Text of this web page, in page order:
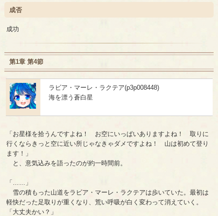
成否
成功
第1章 第4節
ラビア・マーレ・ラクテア(p3p008448)
海を漂う蒼白星
「お星様を拾うんですよね！ お空にいっぱいありますよね！ 取りに
行くならきっと空に近い所じゃなきゃダメですよね！ 山は初めて登り
ます！」
と、意気込みを語ったのが約一時間前。
「……」
雪の積もった山道をラビア・マーレ・ラクテアは歩いていた。最初は
軽快だった足取りが重くなり、荒い呼吸が白く変わって消えていく。
「大丈夫かい？」